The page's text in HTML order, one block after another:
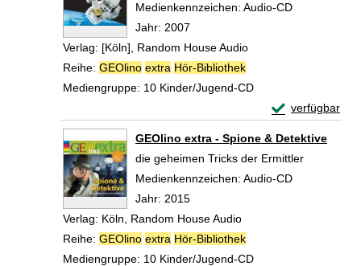
Suche nach diesem Verfasser
Medienkennzeichen: Audio-CD
Jahr: 2007
Verlag: [Köln], Random House Audio
Reihe: GEOlino extra Hör-Bibliothek
Mediengruppe: 10 Kinder/Jugend-CD
verfügbar
Exemplar-
GEOlino extra - Spione & Detektive
die geheimen Tricks der Ermittler
Suche nach diesem Verfasser
Medienkennzeichen: Audio-CD
Jahr: 2015
Verlag: Köln, Random House Audio
Reihe: GEOlino extra Hör-Bibliothek
Mediengruppe: 10 Kinder/Jugend-CD